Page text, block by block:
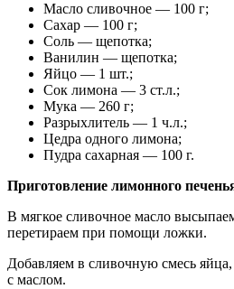
Масло сливочное — 100 г;
Сахар — 100 г;
Соль — щепотка;
Ванилин — щепотка;
Яйцо — 1 шт.;
Сок лимона — 3 ст.л.;
Мука — 260 г;
Разрыхлитель — 1 ч.л.;
Цедра одного лимона;
Пудра сахарная — 100 г.
Приготовление лимонного
В мягкое сливочное масло
перетираем при помощи ложки.
Добавляем в сливочную смесь
с маслом.